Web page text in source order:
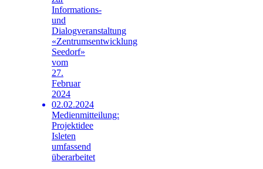
Informations-
und
Dialogveranstaltung
«Zentrumsentwicklung
Seedorf»
vom
27.
Februar
2024
02.02.2024
Medienmitteilung:
Projektidee
Isleten
umfassend
überarbeitet